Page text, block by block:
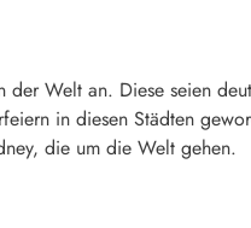
Welt an. Diese seien
in diesen Städten
die um die Welt gehen.